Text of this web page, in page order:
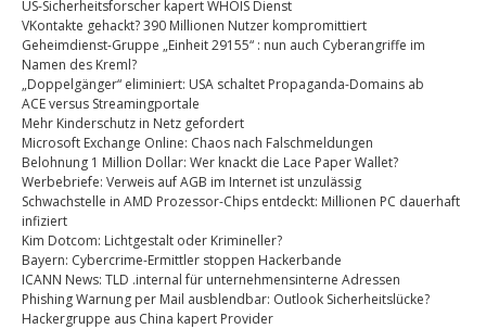
US-Sicherheitsforscher kapert WHOIS Dienst
VKontakte gehackt? 390 Millionen Nutzer kompromittiert
Geheimdienst-Gruppe „Einheit 29155“ : nun auch Cyberangriffe im
Namen des Kreml?
„Doppelgänger“ eliminiert: USA schaltet Propaganda-Domains ab
ACE versus Streamingportale
Mehr Kinderschutz in Netz gefordert
Microsoft Exchange Online: Chaos nach Falschmeldungen
Belohnung 1 Million Dollar: Wer knackt die Lace Paper Wallet?
Werbebriefe: Verweis auf AGB im Internet ist unzulässig
Schwachstelle in AMD Prozessor-Chips entdeckt: Millionen PC dauerhaft
infiziert
Kim Dotcom: Lichtgestalt oder Krimineller?
Bayern: Cybercrime-Ermittler stoppen Hackerbande
ICANN News: TLD .internal für unternehmensinterne Adressen
Phishing Warnung per Mail ausblendbar: Outlook Sicherheitslücke?
Hackergruppe aus China kapert Provider